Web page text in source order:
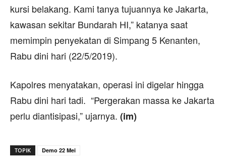
kursi belakang. Kami tanya tujuannya ke Jakarta,
kawasan sekitar Bundarah HI,” katanya saat
memimpin penyekatan di Simpang 5 Kenanten,
Rabu dini hari (22/5/2019).
Kapolres menyatakan, operasi ini digelar hingga
Rabu dini hari tadi. “Pergerakan massa ke Jakarta
perlu diantisipasi,” ujarnya. (im)
TOPIK Demo 22 Mei